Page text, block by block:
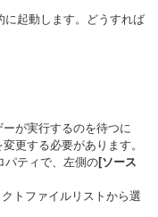
起動します。どうすれば
が実行するのを待つに
更する必要があります。
パティで、左側の[ソース
トファイルリストから選